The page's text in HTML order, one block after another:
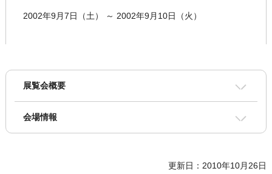
2002年9月7日（土） ～ 2002年9月10日（火）
展覧会概要
会場情報
更新日：2010年10月26日